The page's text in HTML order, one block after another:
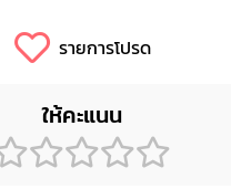
รายการโปรด
ให้คะแนน